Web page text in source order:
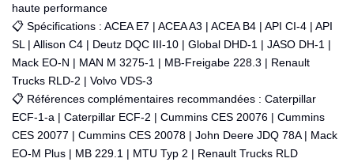
haute performance
📋 Spécifications : ACEA E7 | ACEA A3 | ACEA B4 | API CI-4 | API
SL | Allison C4 | Deutz DQC III-10 | Global DHD-1 | JASO DH-1 |
Mack EO-N | MAN M 3275-1 | MB-Freigabe 228.3 | Renault
Trucks RLD-2 | Volvo VDS-3
📋 Références complémentaires recommandées : Caterpillar
ECF-1-a | Caterpillar ECF-2 | Cummins CES 20076 | Cummins
CES 20077 | Cummins CES 20078 | John Deere JDQ 78A | Mack
EO-M Plus | MB 229.1 | MTU Typ 2 | Renault Trucks RLD